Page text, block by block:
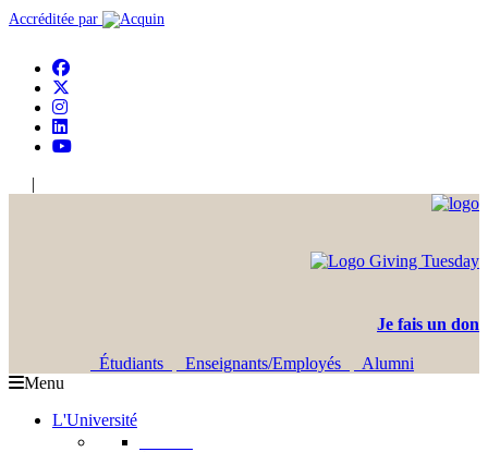
Accréditée par
|
Je fais un don
Étudiants Enseignants/Employés
Alumni
Menu
L'Université